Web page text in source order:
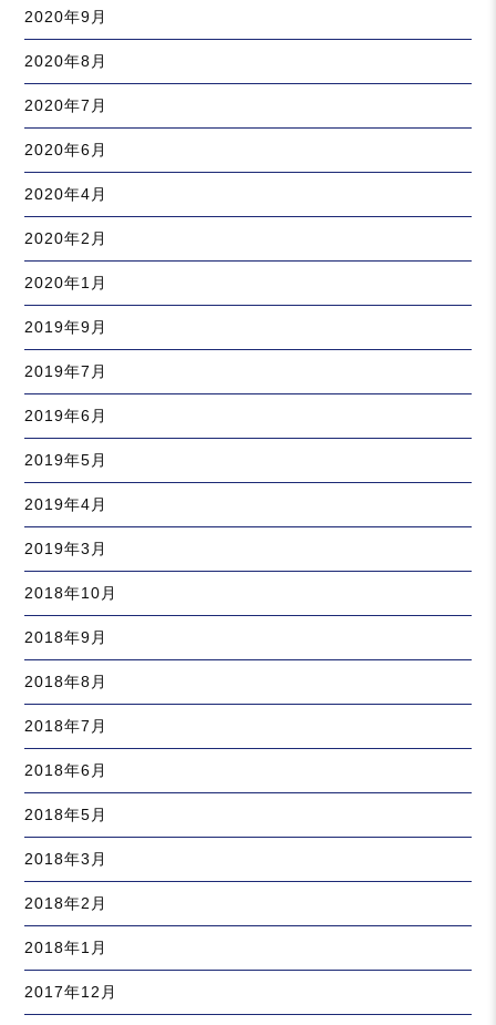
2020年9月
2020年8月
2020年7月
2020年6月
2020年4月
2020年2月
2020年1月
2019年9月
2019年7月
2019年6月
2019年5月
2019年4月
2019年3月
2018年10月
2018年9月
2018年8月
2018年7月
2018年6月
2018年5月
2018年3月
2018年2月
2018年1月
2017年12月